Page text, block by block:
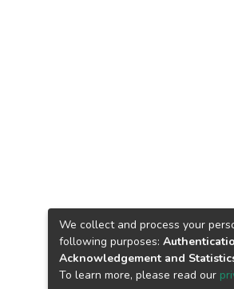
We collect and process your
following purposes:
Acknowledgement and
To learn more, please read our